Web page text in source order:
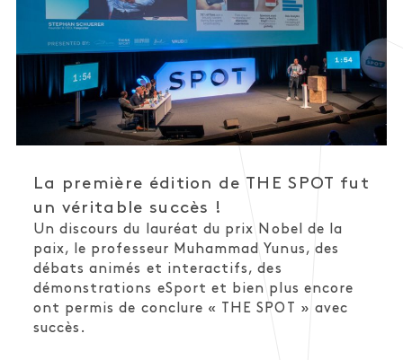
La première édition de THE SPOT fut
un véritable succès !
Un discours du lauréat du prix Nobel de la
paix, le professeur Muhammad Yunus, des
débats animés et interactifs, des
démonstrations eSport et bien plus encore
ont permis de conclure « THE SPOT » avec
succès.